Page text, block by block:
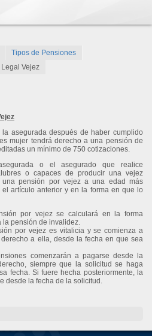
Tipos de Pensiones
Legal Vejez
la asegurada después de haber cumplido
mujer tendrá derecho a una pensión de
un mínimo de 750 cotizaciones.
o el asegurado que realice
o capaces de producir una vejez
una pensión por vejez a una edad más
artículo anterior y en la forma en que lo
por vejez se calculará en la forma
la pensión de invalidez.
por vejez es vitalicia y se comienza a
a ella, desde la fecha en que sea
comenzarán a pagarse desde la
siempre que la solicitud se haga
fecha. Si fuere hecha posteriormente, la
desde la fecha de la solicitud.